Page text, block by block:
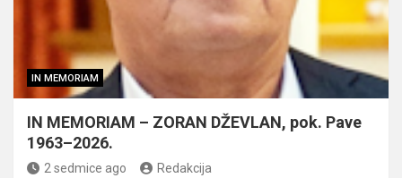
IN MEMORIAM
IN MEMORIAM – ZORAN DŽEVLAN, pok. Pave
1963–2026.
2 sedmice ago Redakcija